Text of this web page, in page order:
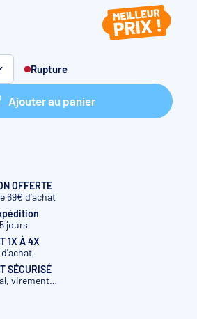
Rupture
Ajouter au panier
OFFERTE
69€ d’achat
jours
1X À 4X
d'achat
SÉCURISÉ
virement…